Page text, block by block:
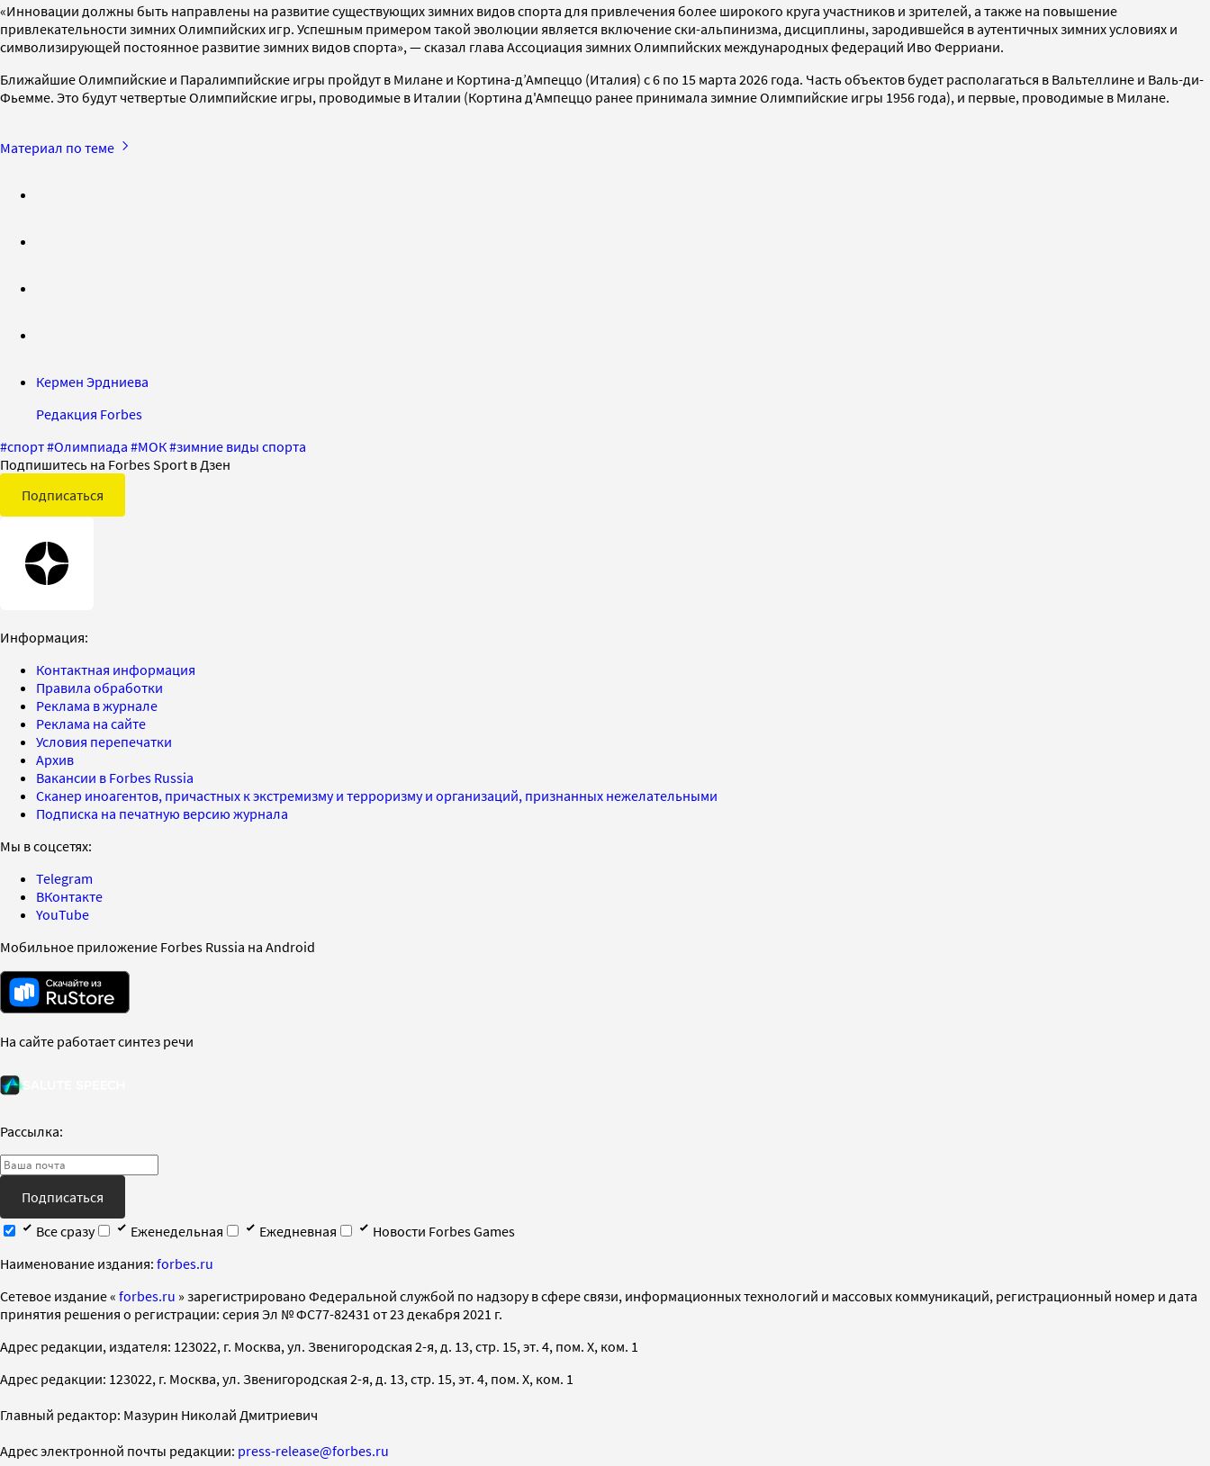
«Инновации должны быть направлены на развитие существующих зимних видов спорта для привлечения более широкого круга участников и зрителей, а также на повышение
привлекательности зимних Олимпийских игр. Успешным примером такой эволюции является включение ски-альпинизма, дисциплины, зародившейся в аутентичных зимних условиях и
символизирующей постоянное развитие зимних видов спорта», — сказал глава Ассоциация зимних Олимпийских международных федераций Иво Ферриани.
Ближайшие Олимпийские и Паралимпийские игры пройдут в Милане и Кортина-д’Ампеццо (Италия) с 6 по 15 марта 2026 года. Часть объектов будет располагаться в Вальтеллине и Валь-ди-
Фьемме. Это будут четвертые Олимпийские игры, проводимые в Италии (Кортина д'Ампеццо ранее принимала зимние Олимпийские игры 1956 года), и первые, проводимые в Милане.
Материал по теме
Кермен Эрдниева
Редакция Forbes
#спорт#Олимпиада #МОК#зимние виды спорта
Подпишитесь на Forbes Sport в Дзен
Подписаться
Информация:
Контактная информация
Правила обработки
Реклама в журнале
Реклама на сайте
Условия перепечатки
Архив
Вакансии в Forbes Russia
Сканер иноагентов, причастных к экстремизму и терроризму и организаций, признанных нежелательными
Подписка на печатную версию журнала
Мы в соцсетях:
Telegram
ВКонтакте
YouTube
Мобильное приложение Forbes Russia на Android
На сайте работает синтез речи
Рассылка:
Подписаться
Все сразу
Еженедельная Ежедневная
Новости Forbes Games
Наименование издания: forbes.ru
Cетевое издание « forbes.ru » зарегистрировано Федеральной службой по надзору в сфере связи, информационных технологий и массовых коммуникаций, регистрационный номер и дата
принятия решения о регистрации: серия Эл № ФС77-82431 от 23 декабря 2021 г.
Адрес редакции, издателя: 123022, г. Москва, ул. Звенигородская 2-я, д. 13, стр. 15, эт. 4, пом. X, ком. 1
Адрес редакции: 123022, г. Москва, ул. Звенигородская 2-я, д. 13, стр. 15, эт. 4, пом. X, ком. 1
Главный редактор: Мазурин Николай Дмитриевич
Адрес электронной почты редакции: press-release@forbes.ru